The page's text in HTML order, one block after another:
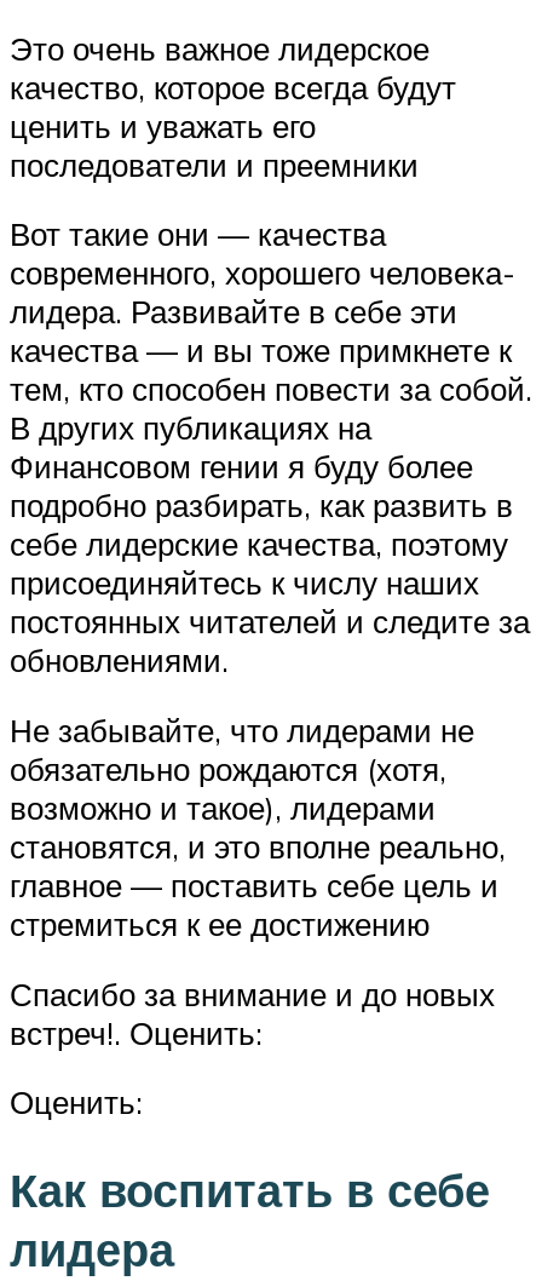
Это очень важное лидерское
качество, которое всегда будут
ценить и уважать его
последователи и преемники
Вот такие они — качества
современного, хорошего человека-
лидера. Развивайте в себе эти
качества — и вы тоже примкнете к
тем, кто способен повести за собой.
В других публикациях на
Финансовом гении я буду более
подробно разбирать, как развить в
себе лидерские качества, поэтому
присоединяйтесь к числу наших
постоянных читателей и следите за
обновлениями.
Не забывайте, что лидерами не
обязательно рождаются (хотя,
возможно и такое), лидерами
становятся, и это вполне реально,
главное — поставить себе цель и
стремиться к ее достижению
Спасибо за внимание и до новых
встреч!. Оценить:
Оценить:
Как воспитать в себе
лидера